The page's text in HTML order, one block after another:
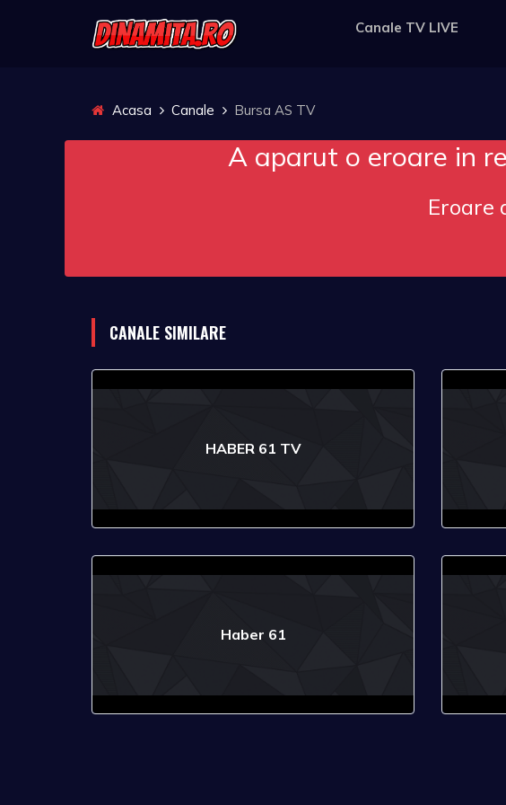
Canale TV LIVE
Acasa Canale Bursa AS TV
A aparut o eroare in
Eroare
CANALE SIMILARE
HABER 61 TV
Haber 61